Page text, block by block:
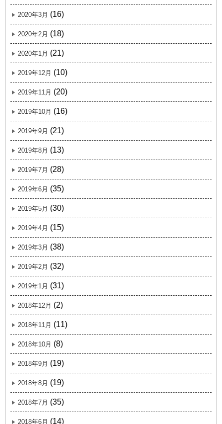
2020年3月 (16)
2020年2月 (18)
2020年1月 (21)
2019年12月 (10)
2019年11月 (20)
2019年10月 (16)
2019年9月 (21)
2019年8月 (13)
2019年7月 (28)
2019年6月 (35)
2019年5月 (30)
2019年4月 (15)
2019年3月 (38)
2019年2月 (32)
2019年1月 (31)
2018年12月 (2)
2018年11月 (11)
2018年10月 (8)
2018年9月 (19)
2018年8月 (19)
2018年7月 (35)
2018年6月 (14)